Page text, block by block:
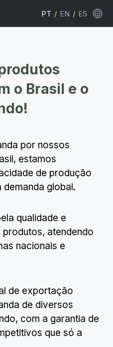
PT / EN / ES
o Brasil e o
por nossos
estamos
de produção
demanda global.
qualidade e
atendendo
nacionais e
de exportação
de diversos
com a garantia de
que só a